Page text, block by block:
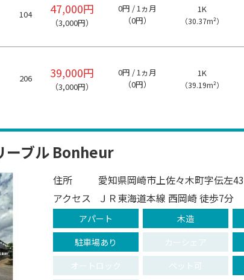
104 47,000円
（3,000円）
0円 / 1ヵ月
（0円）
1K
（30.37m²）
206 39,000円
（3,000円）
0円 / 1ヵ月
（0円）
1K
（39.19m²）
ーブル Bonheur
住所
愛知県岡崎市上佐々木町字伝左43
アクセス
ＪＲ東海道本線 西岡崎 徒歩7分
アパート 木造
駐車場あり
カーシェア
オートロック
ペット可